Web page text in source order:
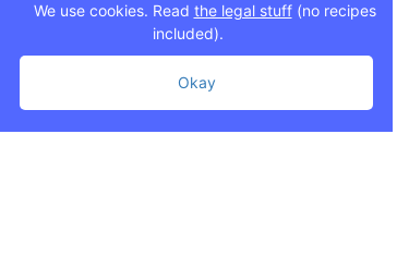
+995 593 75 50 50
+995 593 76 50 50
+995 593 75 50 50
We use cookies. Read the legal stuff(no recipes
included).
Okay